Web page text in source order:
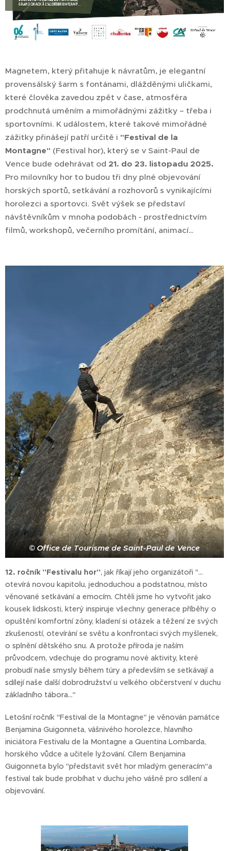
Magnetem, který přitahuje k návratům, je elegantní
provensálský šarm s fontánami, dlážděnými uličkami,
které člověka zavedou zpět v čase, atmosféra
prodchnutá uměním a mimořádnými zážitky – třeba i
sportovními. K událostem, které takové mimořádné
zážitky přinášejí patří určitě i "Festival de la
Montagne" (Festival hor), který se v Saint-Paul de
Vence bude odehrávat od 21. do 23. listopadu 2025.
Pro milovníky hor to budou tři dny plné objevování
horských sportů, setkávání a rozhovorů s vynikajícími
horolezci a sportovci. Svět výšek se představí
návštěvníkům v mnoha podobách - prostřednictvím
filmů, workshopů, večerního promítání, animací…
© Office de Tourisme de Saint-Paul de Vence
12. ročník "Festivalu hor", jak říkají jeho organizátoři "…
otevírá novou kapitolu, jednoduchou a podstatnou, místo
věnované setkávání a emocím. Chtěli jsme ho vytvořit jako
kousek lidskosti, který inspiruje všechny generace příběhy o
opuštění komfortní zóny, kladení si otázek a těžení ze svých
zkušeností, otevírání se světu a konfrontaci svých myšlenek,
o splnění dětského snu. A protože příroda je naším
průvodcem, vdechuje do programu nové aktivity, které
probudí naše smysly během túry a především se setkávají a
sdílejí naše další dobrodružství u velkého občerstvení v duchu
základního tábora…"
Letošní ročník "Festival de la Montagne" je věnován památce
Benjamina Guigonneta, vášnivého horolezce, hlavního
iniciátora Festivalu de la Montagne a Quentina Lombarda,
horského vůdce a učitele lyžování. Cílem Benjamina
Guigonneta bylo "představit svět hor mladým generacím"a
festival tak bude probíhat v duchu jeho vášně pro sdílení a
objevování.